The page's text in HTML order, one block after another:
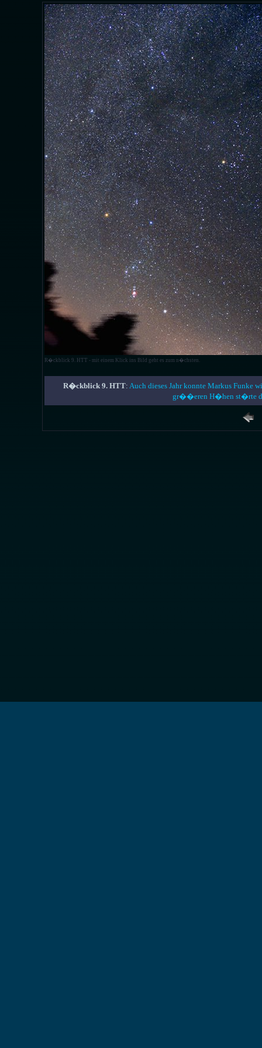
R�ckblick 9. HTT - mit einem Klick ins Bild geht es zum n�chsten.
R�ckblick 9. HTT: Auch dieses Jahr konnte Markus Funke
gr��eren H�hen st�rte